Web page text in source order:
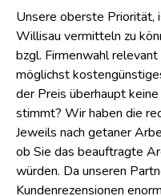
Unsere oberste Priorität,
Willisau vermitteln zu
bzgl. Firmenwahl
möglichst
der Preis überhaupt
stimmt? Wir haben die
Jeweils nach getaner
ob Sie das beauftragte
würden. Da unseren
Kundenrezensionen